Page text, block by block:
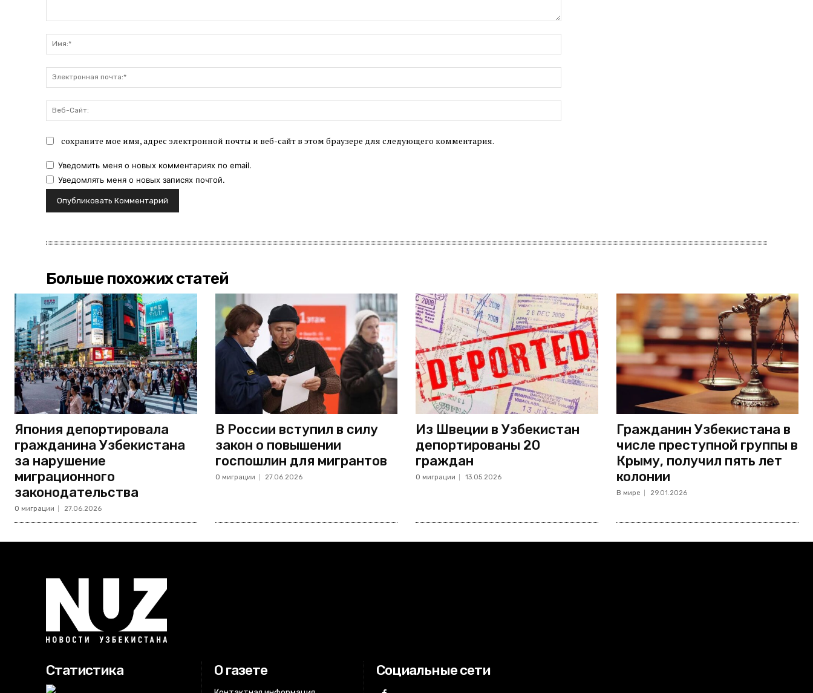
почта:*
Сайт:
сохраните мое имя, адрес электронной почты и веб-сайт в этом браузере для следующего комментария.
Уведомить меня о новых комментариях по email.
Уведомлять меня о новых записях почтой.
Больше похожих статей
Япония депортировала
гражданина Узбекистана
за нарушение
миграционного
законодательства
О миграции 27.06.2026
В России вступил в силу
закон о повышении
госпошлин для мигрантов
О миграции 27.06.2026
Из Швеции в Узбекистан
депортированы 20
граждан
О миграции 13.05.2026
Гражданин Узбекистана в
числе преступной группы в
Крыму, получил пять лет
колонии
В мире 29.01.2026
Статистика О газете Социальные сети